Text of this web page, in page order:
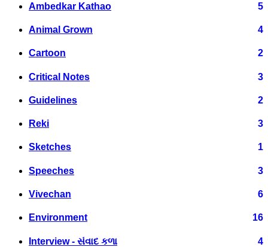
Ambedkar Kathao 5
Animal Grown 4
Cartoon 2
Critical Notes 3
Guidelines 2
Reki 3
Sketches 1
Speeches 3
Vivechan 6
Environment 16
Interview - સંવાદ કળા 4